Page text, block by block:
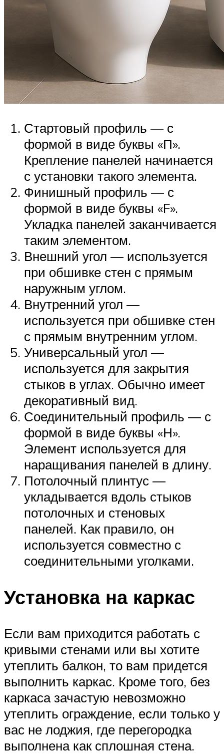
Стартовый профиль ― с
формой в виде буквы «П».
Крепление панелей начинается
с установки такого элемента.
Финишный профиль ― с
формой в виде буквы «F».
Укладка панелей заканчивается
таким элементом.
Внешний угол ― используется
при обшивке стен с прямым
наружным углом.
Внутренний угол ―
используется при обшивке стен
с прямым внутренним углом.
Универсальный угол ―
используется для закрытия
стыков в углах. Обычно имеет
декоративный вид.
Соединительный профиль ― с
формой в виде буквы «Н».
Элемент используется для
наращивания панелей в длину.
Потолочный плинтус ―
укладывается вдоль стыков
потолочных и стеновых
панелей. Как правило, он
используется совместно с
соединительными уголками.
Установка на каркас
Если вам приходится работать с
кривыми стенами или вы хотите
утеплить балкон, то вам придется
выполнить каркас. Кроме того, без
каркаса зачастую невозможно
утеплить ограждение, если только у
вас не лоджия, где перегородка
выполнена как сплошная стена.